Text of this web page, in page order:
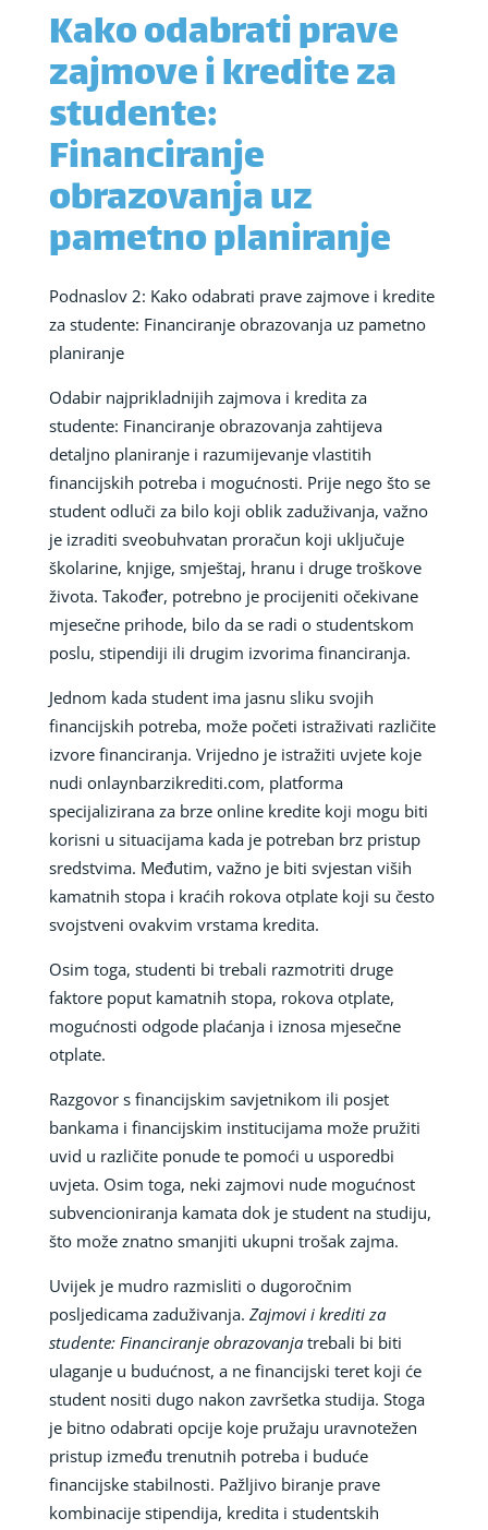
Kako odabrati prave
zajmove i kredite za
studente:
Financiranje
obrazovanja uz
pametno planiranje
Podnaslov 2: Kako odabrati prave zajmove i kredite
za studente: Financiranje obrazovanja uz pametno
planiranje
Odabir najprikladnijih zajmova i kredita za
studente: Financiranje obrazovanja zahtijeva
detaljno planiranje i razumijevanje vlastitih
financijskih potreba i mogućnosti. Prije nego što se
student odluči za bilo koji oblik zaduživanja, važno
je izraditi sveobuhvatan proračun koji uključuje
školarine, knjige, smještaj, hranu i druge troškove
života. Također, potrebno je procijeniti očekivane
mjesečne prihode, bilo da se radi o studentskom
poslu, stipendiji ili drugim izvorima financiranja.
Jednom kada student ima jasnu sliku svojih
financijskih potreba, može početi istraživati različite
izvore financiranja. Vrijedno je istražiti uvjete koje
nudi onlaynbarzikrediti.com, platforma
specijalizirana za brze online kredite koji mogu biti
korisni u situacijama kada je potreban brz pristup
sredstvima. Međutim, važno je biti svjestan viših
kamatnih stopa i kraćih rokova otplate koji su često
svojstveni ovakvim vrstama kredita.
Osim toga, studenti bi trebali razmotriti druge
faktore poput kamatnih stopa, rokova otplate,
mogućnosti odgode plaćanja i iznosa mjesečne
otplate.
Razgovor s financijskim savjetnikom ili posjet
bankama i financijskim institucijama može pružiti
uvid u različite ponude te pomoći u usporedbi
uvjeta. Osim toga, neki zajmovi nude mogućnost
subvencioniranja kamata dok je student na studiju,
što može znatno smanjiti ukupni trošak zajma.
Uvijek je mudro razmisliti o dugoročnim
posljedicama zaduživanja. Zajmovi i krediti za
studente: Financiranje obrazovanjatrebali bi biti
ulaganje u budućnost, a ne financijski teret koji će
student nositi dugo nakon završetka studija. Stoga
je bitno odabrati opcije koje pružaju uravnotežen
pristup između trenutnih potreba i buduće
financijske stabilnosti. Pažljivo biranje prave
kombinacije stipendija, kredita i studentskih